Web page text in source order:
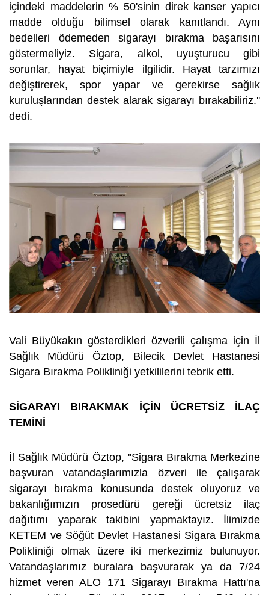
içindeki maddelerin % 50'sinin direk kanser yapıcı
madde olduğu bilimsel olarak kanıtlandı. Aynı
bedelleri ödemeden sigarayı bırakma başarısını
göstermeliyiz. Sigara, alkol, uyuşturucu gibi
sorunlar, hayat biçimiyle ilgilidir. Hayat tarzımızı
değiştirerek, spor yapar ve gerekirse sağlık
kuruluşlarından destek alarak sigarayı bırakabiliriz.''
dedi.
Vali Büyükakın gösterdikleri özverili çalışma için İl
Sağlık Müdürü Öztop, Bilecik Devlet Hastanesi
Sigara Bırakma Polikliniği yetkililerini tebrik etti.
SİGARAYI BIRAKMAK İÇİN ÜCRETSİZ İLAÇ
TEMİNİ
İl Sağlık Müdürü Öztop, ''Sigara Bırakma Merkezine
başvuran vatandaşlarımızla özveri ile çalışarak
sigarayı bırakma konusunda destek oluyoruz ve
bakanlığımızın prosedürü gereği ücretsiz ilaç
dağıtımı yaparak takibini yapmaktayız. İlimizde
KETEM ve Söğüt Devlet Hastanesi Sigara Bırakma
Polikliniği olmak üzere iki merkezimiz bulunuyor.
Vatandaşlarımız buralara başvurarak ya da 7/24
hizmet veren ALO 171 Sigarayı Bırakma Hattı'na